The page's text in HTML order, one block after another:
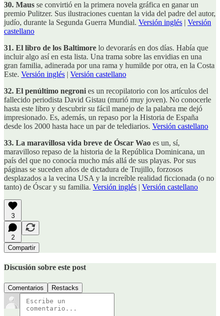
30. Maus se convirtió en la primera novela gráfica en ganar un
premio Pulitzer. Sus ilustraciones cuentan la vida del padre del autor,
judío, durante la Segunda Guerra Mundial. Versión inglés | Versión
castellano
31. El libro de los Baltimore lo devorarás en dos días. Había que
incluir algo así en esta lista. Una trama sobre las envidias en una
gran familia, adinerada por una rama y humilde por otra, en la Costa
Este. Versión inglés | Versión castellano
32. El penúltimo negroni es un recopilatorio con los artículos del
fallecido periodista David Gistau (murió muy joven). No conocerle
hasta este libro y descubrir su fácil manejo de la palabra me dejó
impresionado. Es, además, un repaso por la Historia de España
desde los 2000 hasta hace un par de telediarios. Versión castellano
33. La maravillosa vida breve de Óscar Wao es un, sí,
maravilloso repaso de la historia de la República Dominicana, un
país del que no conocía mucho más allá de sus playas. Por sus
páginas se suceden años de dictadura de Trujillo, forzosos
desplazados a la vecina USA y la increíble realidad ficcionada (o no
tanto) de Óscar y su familia. Versión inglés | Versión castellano
3
2
Compartir
Discusión sobre este post
Comentarios Restacks